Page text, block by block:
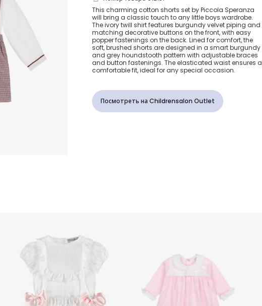
Boys Ivory Shirt &
Burgundy
Houndstooth Shorts
Set
This charming cotton shorts set by Piccola Speranza
will bring a classic touch to any little boys wardrobe.
The ivory twill shirt features burgundy velvet piping and
matching decorative buttons on the front, with easy
popper fastenings on the back. Lined for comfort, the
soft, brushed shorts are designed in a smart burgundy
and grey houndstooth pattern with adjustable braces
and button fastenings. The elasticated waist ensures a
comfortable fit, ideal for any special occasion.
Посмотреть на Childrensalon Outlet